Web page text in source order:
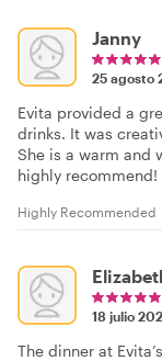
Janny
25 agosto
Evita provided a
drinks. It was
She is a warm and
highly recommend!
Highly Recommended
18 julio
The dinner at